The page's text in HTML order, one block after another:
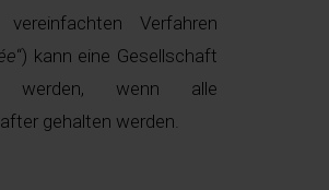
Verfahren
“) kann eine Gesellschaft
werden, wenn alle
gehalten werden.